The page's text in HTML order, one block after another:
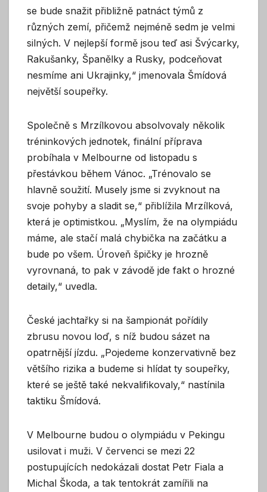
se bude snažit přibližně patnáct týmů z
různých zemí, přičemž nejméně sedm je velmi
silných. V nejlepší formě jsou teď asi Švýcarky,
Rakušanky, Španělky a Rusky, podceňovat
nesmíme ani Ukrajinky,“ jmenovala Šmídová
největší soupeřky.
Společně s Mrzílkovou absolvovaly několik
tréninkových jednotek, finální příprava
probíhala v Melbourne od listopadu s
přestávkou během Vánoc. „Trénovalo se
hlavně soužití. Musely jsme si zvyknout na
svoje pohyby a sladit se,“ přiblížila Mrzílková,
která je optimistkou. „Myslím, že na olympiádu
máme, ale stačí malá chybička na začátku a
bude po všem. Úroveň špičky je hrozně
vyrovnaná, to pak v závodě jde fakt o hrozné
detaily,“ uvedla.
České jachtařky si na šampionát pořídily
zbrusu novou loď, s níž budou sázet na
opatrnější jízdu. „Pojedeme konzervativně bez
většího rizika a budeme si hlídat ty soupeřky,
které se ještě také nekvalifikovaly,“ nastínila
taktiku Šmídová.
V Melbourne budou o olympiádu v Pekingu
usilovat i muži. V červenci se mezi 22
postupujících nedokázali dostat Petr Fiala a
Michal Škoda, a tak tentokrát zamířili na